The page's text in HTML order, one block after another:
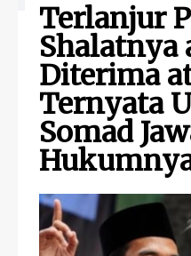
Terlanjur
Shalatnya
Diterima
Ternyata
Somad